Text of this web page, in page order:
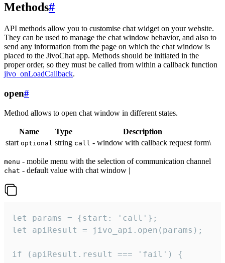
Methods#
API methods allow you to customise chat widget on your website.
They can be used to manage the chat window behavior, and also to
send any information from the page on which the chat window is
placed to the JivoChat app. Methods should be initiated in the
proper order, so they must be called from within a callback function
jivo_onLoadCallback.
open#
Method allows to open chat window in different states.
Name Type
Description
start optional string call - window with callback request form\
menu - mobile menu with the selection of communication channel
chat - default value with chat window |
let params = {start: 'call'};
let apiResult = jivo_api.open(params);
if (apiResult.result === 'fail') {